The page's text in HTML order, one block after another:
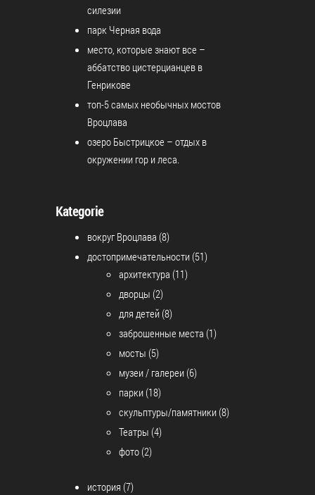
силезии
парк Черная вода
место, которые знают все –
аббатство цистерцианцев в
Генрикове
топ-5 самых необычных мостов
Вроцлава
озеро Быстрицкое – отдых в
окружении гор и леса.
Kategorie
вокруг Вроцлава (8)
достопримечательности (51)
архитектура (11)
дворцы (2)
для детей (8)
заброшенные места (1)
мосты (5)
музеи / галереи (6)
парки (18)
скульптуры/памятники (8)
Театры (4)
фото (2)
история (7)